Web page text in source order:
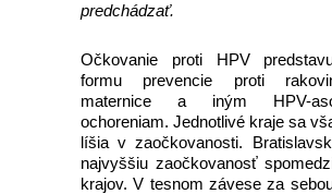
predchádzať.
Očkovanie proti HPV
formu prevencie proti
maternice a iným HPV-
ochoreniam. Jednotlivé kraje sa
líšia v zaočkovanosti.
najvyššiu zaočkovanosť
krajov. V tesnom závese za